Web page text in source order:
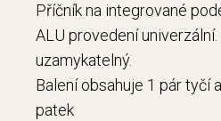
Příčník na integrované
ALU provedení
uzamykatelný.
Balení obsahuje 1 pár tyčí
patek